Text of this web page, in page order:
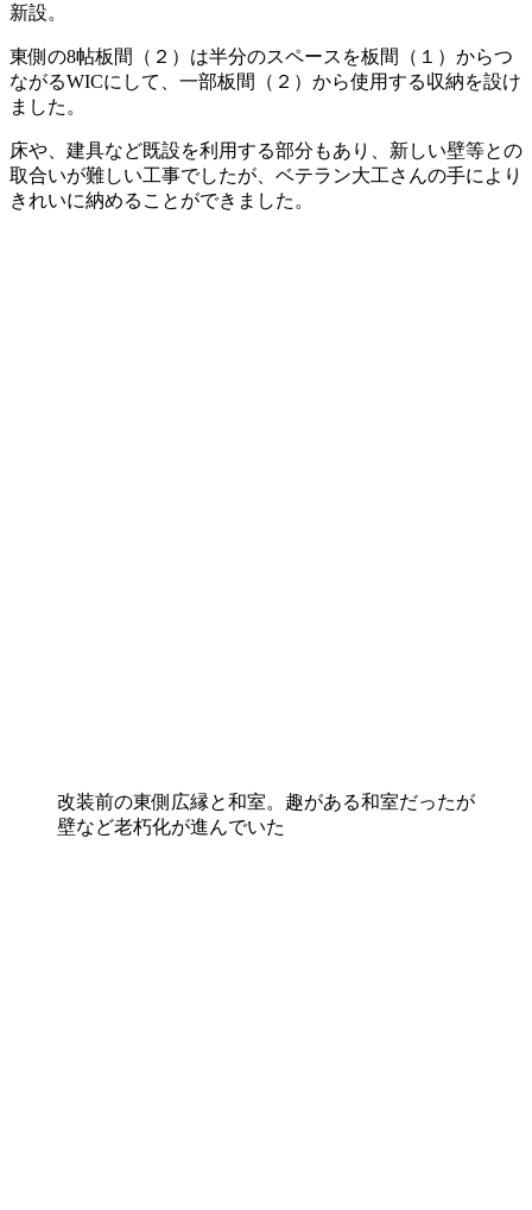
新設。
東側の8帖板間（２）は半分のスペースを板間（１）からつ
ながるWICにして、一部板間（２）から使用する収納を設け
ました。
床や、建具など既設を利用する部分もあり、新しい壁等との
取合いが難しい工事でしたが、ベテラン大工さんの手により
きれいに納めることができました。
改装前の東側広縁と和室。趣がある和室だったが
壁など老朽化が進んでいた